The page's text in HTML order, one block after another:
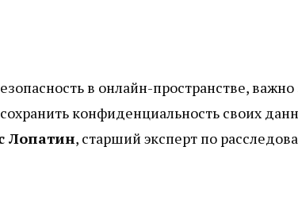
в онлайн-пространстве,
конфиденциальность своих
Лопатин, старший эксперт по